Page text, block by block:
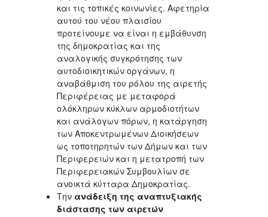
και τις τοπικές κοινωνίες. Αφετηρία
αυτού του νέου πλαισίου
προτείνουμε να είναι η εμβάθυνση
της δημοκρατίας και της
αναλογικής συγκρότησης των
αυτοδιοικητικών οργάνων, η
αναβάθμιση του ρόλου της αιρετής
Περιφέρειας με μεταφορά
ολόκληρων κύκλων αρμοδιοτήτων
και ανάλογων πόρων, η κατάργηση
των Αποκεντρωμένων Διοικήσεων
ως τοποτηρητών των Δήμων και των
Περιφερειών και η μετατροπή των
Περιφερειακών Συμβουλίων σε
ανοικτά κύτταρα Δημοκρατίας.
Την ανάδειξη της αναπτυξιακής
διάστασης των αιρετών